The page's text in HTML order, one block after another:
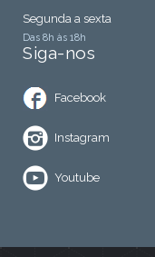
Segunda a sexta
Das 8h às 18h
Siga-nos
Facebook
Instagram
Youtube